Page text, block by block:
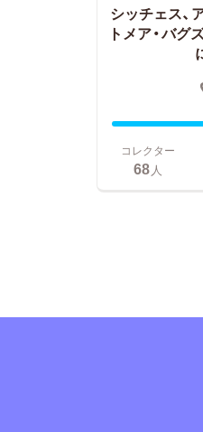
シッチェス、
トメア・バグ
コレクター
68人